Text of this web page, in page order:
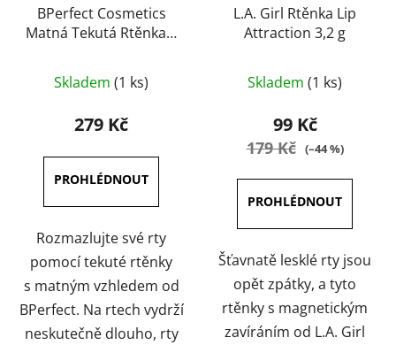
BPerfect Cosmetics
Matná Tekutá Rtěnka 3
hodnocení
produktu
5,0
z
5
hvězdiček.
Skladem (1 ks)
279 Kč
Rozmazlujte své rty
pomocí tekuté rtěnky
s matným vzhledem od
BPerfect. Na rtech vydrží
neskutečně dlouho, rty
L.A. Girl Rtěnka Lip
Attraction 3,2 g
hodnocení
produktu
je
5
hvězdiček.
Skladem (1 ks)
99 Kč
179 Kč (–44 %)
Šťavnatě lesklé rty jsou
opět zpátky, a tyto
rtěnky s magnetickým
zavíráním od L.A. Girl